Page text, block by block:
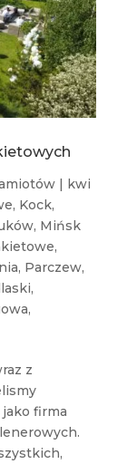
| kwi
, Kock,
, Mińsk
,
, Parczew,
,
,
z
firma